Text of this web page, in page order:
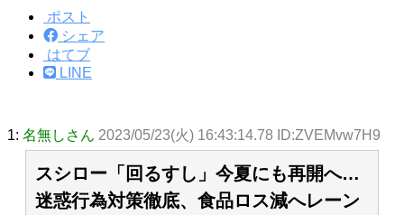
ポスト
シェア
はてブ
LINE
1: 名無しさん 2023/05/23(火) 16:43:14.78 ID:ZVEMvw7H9
スシロー「回るすし」今夏にも再開へ…
迷惑行為対策徹底、食品ロス減へレーン